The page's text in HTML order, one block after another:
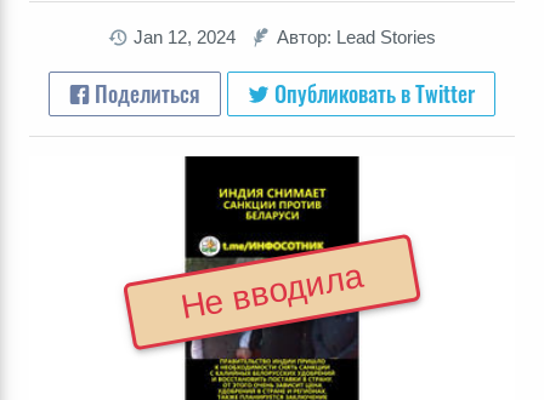
Jan 12, 2024 Автор: Lead Stories
Поделиться Опубликовать в Twitter
Не вводила